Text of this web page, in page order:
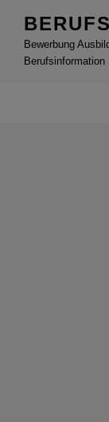
Inhalt
springenBewerbung
Berufsinformation